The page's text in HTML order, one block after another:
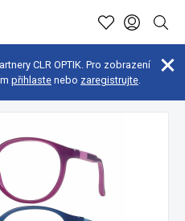
CLR OPTIK. Pro zobrazení
přihlaste nebo zaregistrujte.